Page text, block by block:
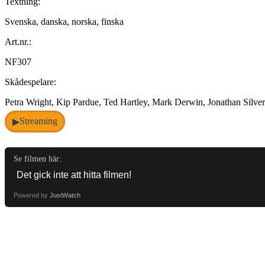
Svenska, danska, norska, finska
Art.nr.:
NF307
Skådespelare:
Petra Wright, Kip Pardue, Ted Hartley, Mark Derwin, Jonathan
▶Streaming
Se filmen här:
Powered by JustWatch